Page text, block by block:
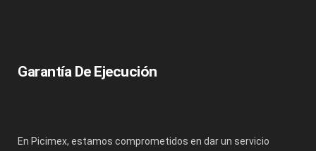
Garantía De Ejecución
En Picimex, estamos comprometidos en dar un servicio